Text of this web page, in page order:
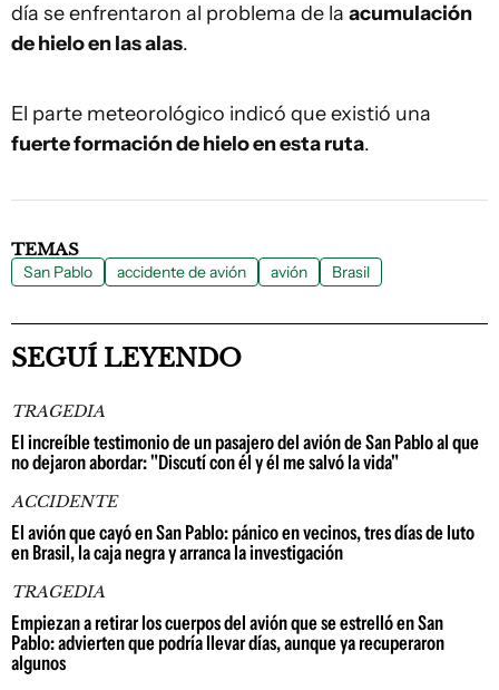
día se enfrentaron al problema de la acumulación
de hielo en las alas.
El parte meteorológico indicó que existió una
fuerte formación de hielo en esta ruta.
TEMAS
San Pablo accidente de avión avión Brasil
SEGUÍ LEYENDO
TRAGEDIA
El increíble testimonio de un pasajero del avión de San Pablo al que
no dejaron abordar: "Discutí con él y él me salvó la vida"
ACCIDENTE
El avión que cayó en San Pablo: pánico en vecinos, tres días de luto
en Brasil, la caja negra y arranca la investigación
TRAGEDIA
Empiezan a retirar los cuerpos del avión que se estrelló en San
Pablo: advierten que podría llevar días, aunque ya recuperaron
algunos